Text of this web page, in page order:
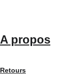
Retours
A propos